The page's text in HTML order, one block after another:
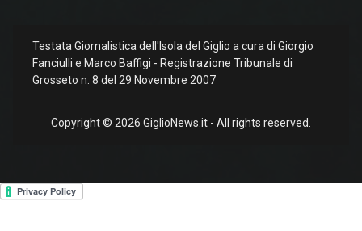
Testata Giornalistica dell'Isola del Giglio a cura di Giorgio
Fanciulli e Marco Baffigi - Registrazione Tribunale di
Grosseto n. 8 del 29 Novembre 2007
Copyright © 2026 GiglioNews.it - All rights reserved.